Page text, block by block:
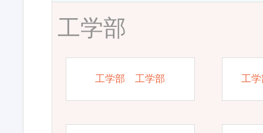
工学部
工学部 工学部 工